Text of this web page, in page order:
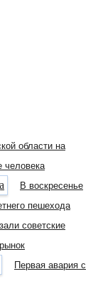
области на
человека
В воскресенье
пешехода
советские
Первая авария с